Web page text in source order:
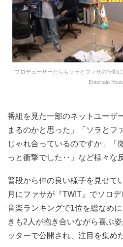
プロデューサーたちもソラとファサの行動
Entertain
番組を見た一部のネットユーザ
まるのかと思った」「ソラとフ
じゃれ合っているのですか」「
っと衝撃でした‥」など様々な
普段から仲の良い様子を見せて
月にファサが『TWIT』でソロデ
音楽ランキングで1位を総なめ
きも2人が抱き合いながら喜ぶ
ッターで公開され、注目を集め